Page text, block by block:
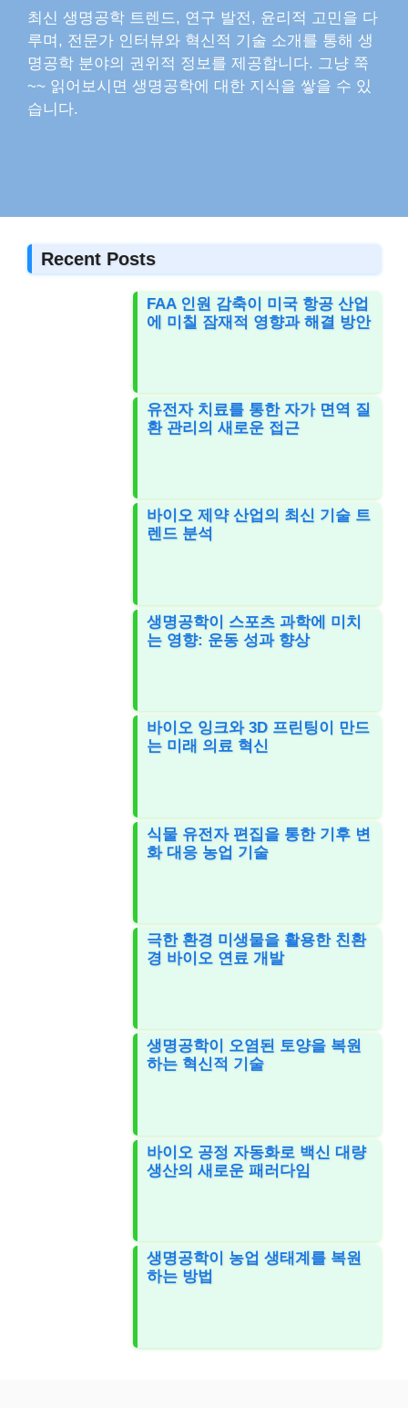
최신 생명공학 트렌드, 연구 발전, 윤리적 고민을 다
루며, 전문가 인터뷰와 혁신적 기술 소개를 통해 생
명공학 분야의 권위적 정보를 제공합니다. 그냥 쭉
~~ 읽어보시면 생명공학에 대한 지식을 쌓을 수 있
습니다.
Recent Posts
FAA 인원 감축이 미국 항공 산업
에 미칠 잠재적 영향과 해결 방안
유전자 치료를 통한 자가 면역 질
환 관리의 새로운 접근
바이오 제약 산업의 최신 기술 트
렌드 분석
생명공학이 스포츠 과학에 미치
는 영향: 운동 성과 향상
바이오 잉크와 3D 프린팅이 만드
는 미래 의료 혁신
식물 유전자 편집을 통한 기후 변
화 대응 농업 기술
극한 환경 미생물을 활용한 친환
경 바이오 연료 개발
생명공학이 오염된 토양을 복원
하는 혁신적 기술
바이오 공정 자동화로 백신 대량
생산의 새로운 패러다임
생명공학이 농업 생태계를 복원
하는 방법